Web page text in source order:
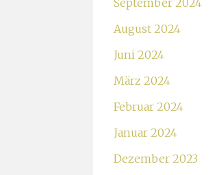
September 2024
August 2024
Juni 2024
März 2024
Februar 2024
Januar 2024
Dezember 2023